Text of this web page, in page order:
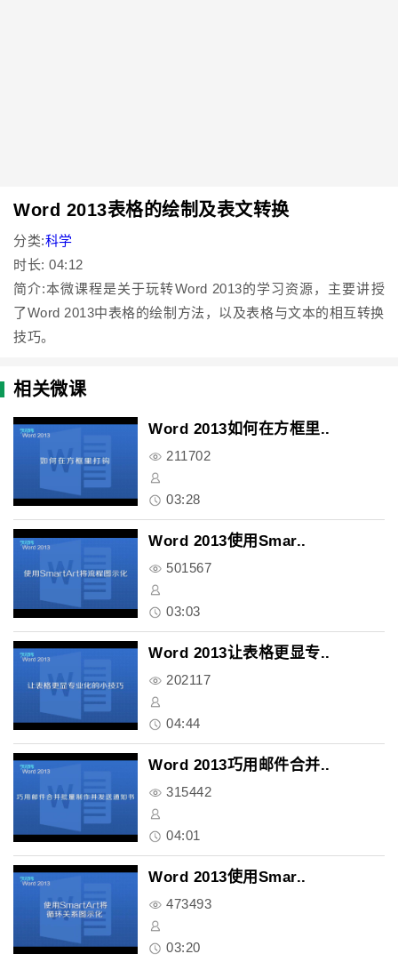
Word 2013表格的绘制及表文转换
分类:科学
时长: 04:12
简介:本微课程是关于玩转Word 2013的学习资源，主要讲授
了Word 2013中表格的绘制方法，以及表格与文本的相互转换
技巧。
相关微课
Word 2013如何在方框里..
211702
03:28
Word 2013使用Smar..
501567
03:03
Word 2013让表格更显专..
202117
04:44
Word 2013巧用邮件合并..
315442
04:01
Word 2013使用Smar..
473493
03:20